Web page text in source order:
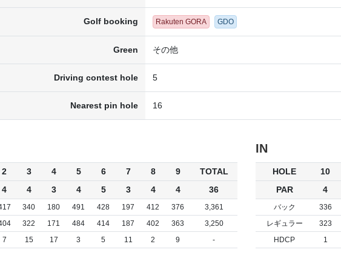
Golf booking Rakuten GORA GDO
Green その他
Driving contest hole 5
Nearest pin hole 16
2 3 4 5 6 7 8 9
TOTAL
4 4 3 4 5 3 4 4 36
340 180 491 428 197 412 376
3,361
322 171 484 414 187 402 363
3,250
7 15 17 3 5 11 2 9 -
IN
HOLE 10
PAR
4
バック 336
レギュラー
323
HDCP
1